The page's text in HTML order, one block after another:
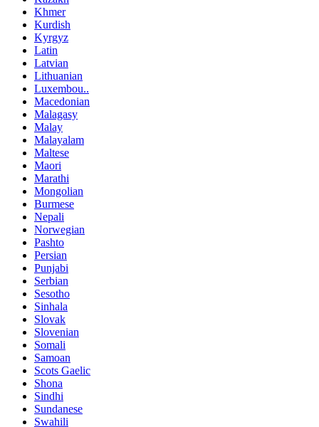
Khmer
Kurdish
Kyrgyz
Latin
Latvian
Lithuanian
Luxembou..
Macedonian
Malagasy
Malay
Malayalam
Maltese
Maori
Marathi
Mongolian
Burmese
Nepali
Norwegian
Pashto
Persian
Punjabi
Serbian
Sesotho
Sinhala
Slovak
Slovenian
Somali
Samoan
Scots Gaelic
Shona
Sindhi
Sundanese
Swahili